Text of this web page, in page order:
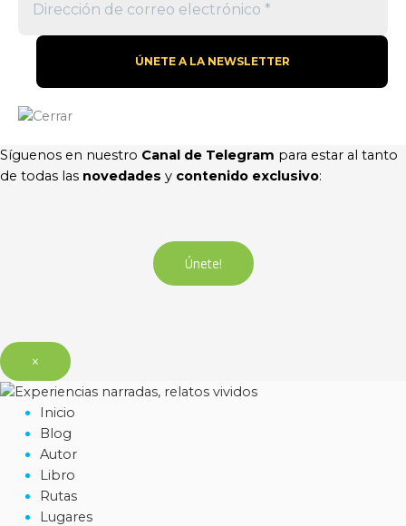
Síguenos en nuestro Canal de Telegram para estar al tanto
de todas las novedades y contenido exclusivo:
Únete!
×
Inicio
Blog
Autor
Libro
Rutas
Lugares